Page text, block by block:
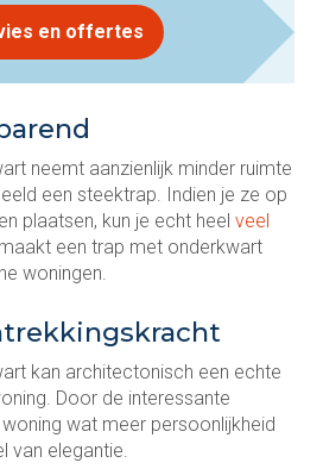
en offertes
neemt aanzienlijk minder ruimte
een steektrap. Indien je ze op
plaatsen, kun je echt heel veel
maakt een trap met onderkwart
woningen.
kan architectonisch een echte
Door de interessante
wat meer persoonlijkheid
van elegantie.